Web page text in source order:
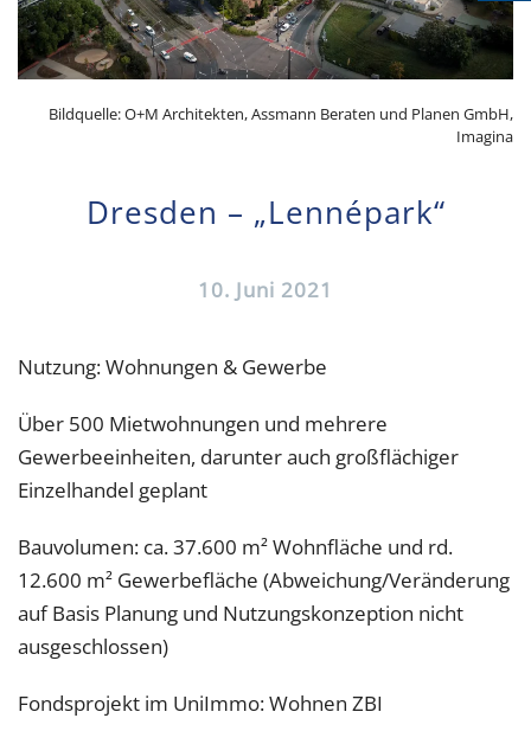
Bildquelle: O+M Architekten, Assmann Beraten und Planen GmbH,
Imagina
Dresden – „Lennépark“
10. Juni 2021
Nutzung: Wohnungen & Gewerbe
Über 500 Mietwohnungen und mehrere
Gewerbeeinheiten, darunter auch großflächiger
Einzelhandel geplant
Bauvolumen: ca. 37.600 m² Wohnfläche und rd.
12.600 m² Gewerbefläche (Abweichung/Veränderung
auf Basis Planung und Nutzungskonzeption nicht
ausgeschlossen)
Fondsprojekt im UniImmo: Wohnen ZBI